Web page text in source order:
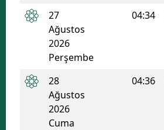
27
Ağustos
2026
Perşembe
04:34
28
Ağustos
2026
Cuma
04:36